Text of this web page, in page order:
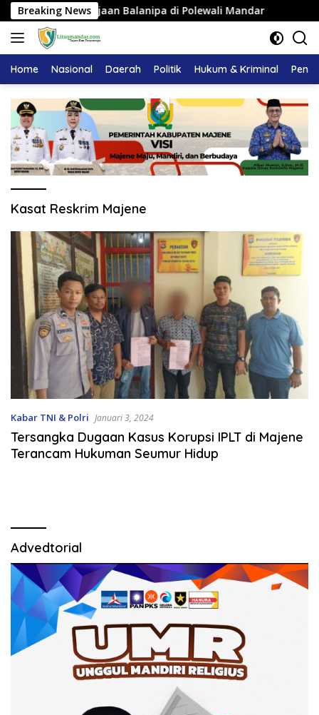
Langsung
ke
konten
Breaking News
Adat Kerajaan Balanipa di Polewali Mandar
Home Nasional Daerah Politik Hukum & Kriminal
Kasat Reskrim Majene
Kabar TNI & Polri Januari 3, 2024
Tersangka Dugaan Kasus Korupsi IPLT di Majene
Terancam Hukuman Seumur Hidup
Advedtorial